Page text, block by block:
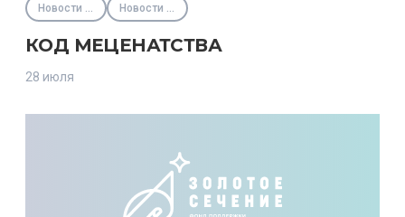
Новости партнёров Новости Фонда
КОД МЕЦЕНАТСТВА
28 июля